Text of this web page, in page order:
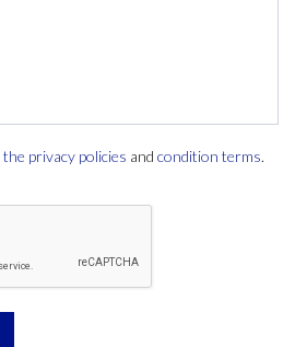
the privacy policies and condition terms.